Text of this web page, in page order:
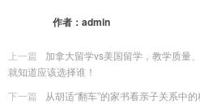
作者： admin
上一篇
加拿大留学vs美国留学，教学质量
就知道应该选择谁！
下一篇
从胡适“翻车”的家书看亲子关系中